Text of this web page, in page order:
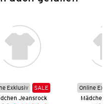
Exklusiv
SALE
Jeansrock
Online